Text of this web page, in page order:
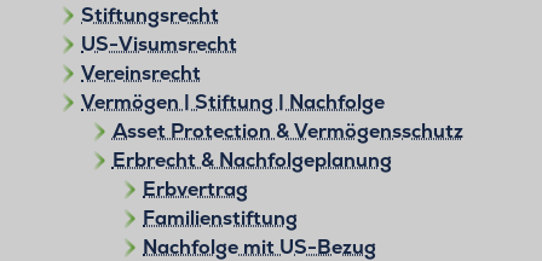
Stiftungsrecht
US-Visumsrecht
Vereinsrecht
Vermögen | Stiftung | Nachfolge
Asset Protection & Vermögensschutz
Erbrecht & Nachfolgeplanung
Erbvertrag
Familienstiftung
Nachfolge mit US-Bezug